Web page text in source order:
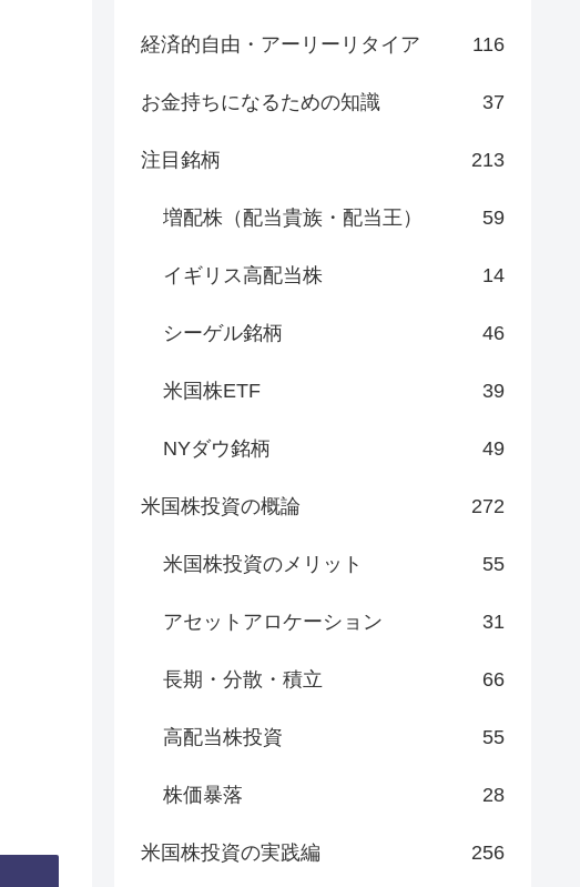
経済的自由・アーリーリタイア 116
お金持ちになるための知識 37
注目銘柄 213
増配株（配当貴族・配当王） 59
イギリス高配当株 14
シーゲル銘柄 46
米国株ETF 39
NYダウ銘柄 49
米国株投資の概論 272
米国株投資のメリット 55
アセットアロケーション 31
長期・分散・積立 66
高配当株投資 55
株価暴落 28
米国株投資の実践編 256